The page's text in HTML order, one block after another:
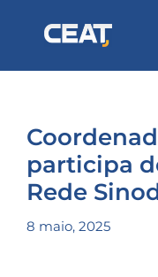
participa
Rede
8 maio, 2025